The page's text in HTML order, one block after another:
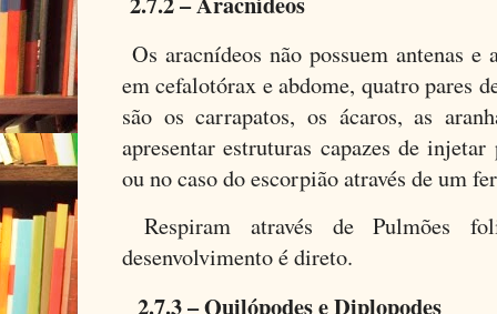
Os aracnídeos não possuem antenas
em cefalotórax e abdome, quatro pares
são os carrapatos, os ácaros, as
apresentar estruturas capazes de
ou no caso do escorpião através de um
Respiram através de Pulmões
desenvolvimento é direto.
2.7.3 – Quilópodes e Diplopodes